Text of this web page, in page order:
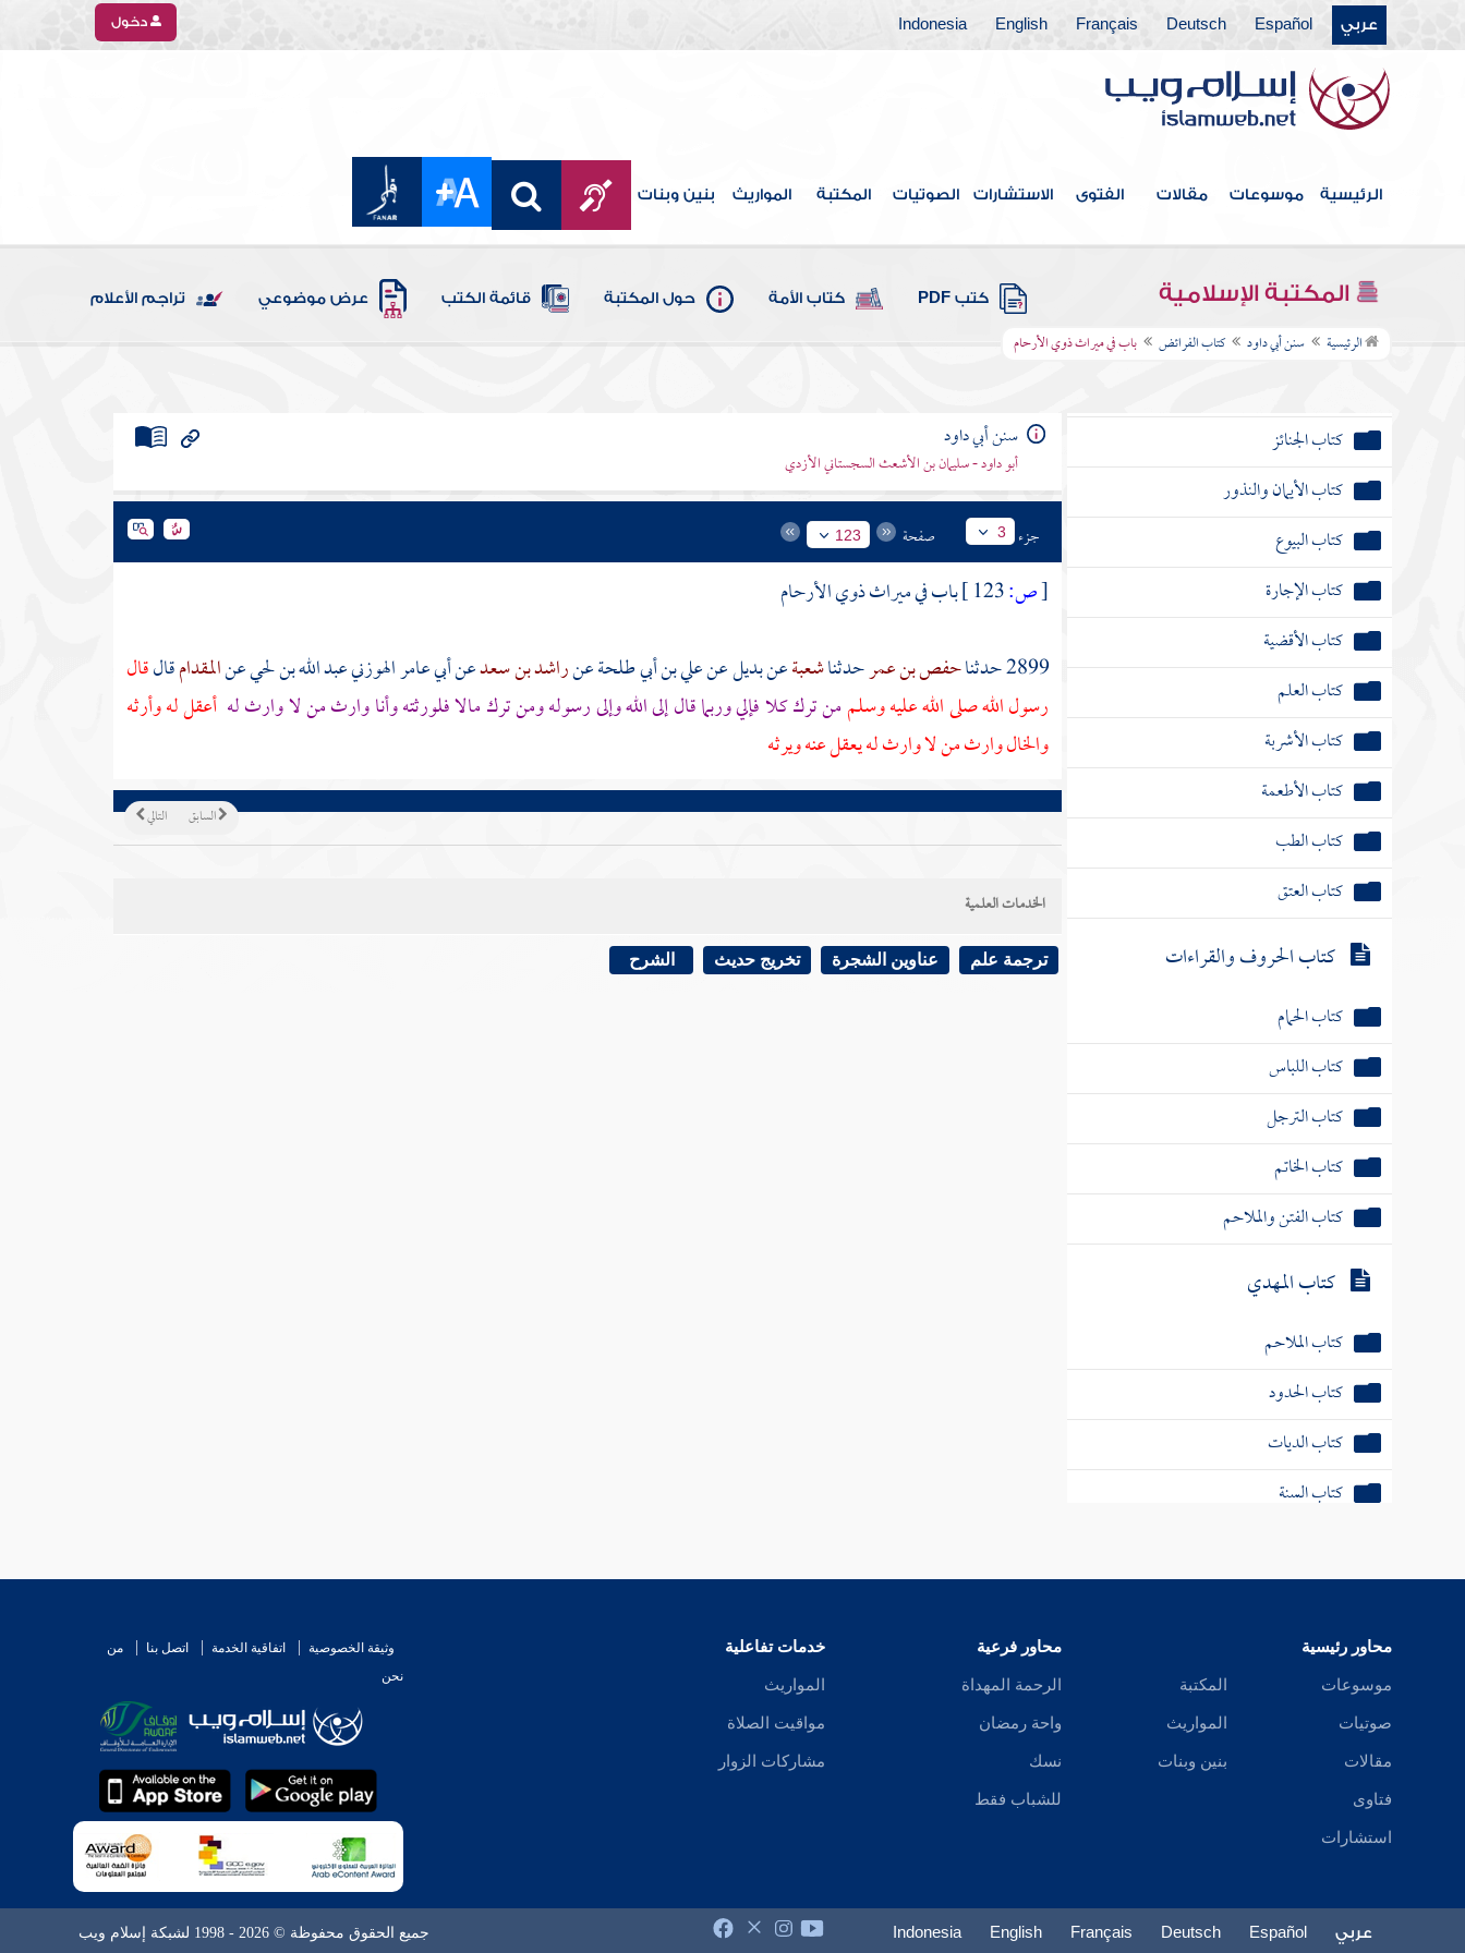
عربي Español
Deutsch
Français
English
Indonesia دخول
الرئيسية موسوعات مقالات الفتوى الاستشارات الصوتيات المكتبة المواريث بنين وبنات
المكتبة الإسلامية كتب PDF كتاب الأمة حول المكتبة قائمة الكتب عرض موضوعي تراجم الأعلام
الرئيسية سنن أبي داود كتاب الفرائض باب في ميراث ذوي الأرحام
كتاب الطلاق
كتاب الصوم
كتاب الجهاد
كتاب الضحايا
كتاب الصيد
كتاب الوصايا
كتاب الفرائض
كتاب الجنائز
كتاب الأيمان والنذور
كتاب البيوع
كتاب الإجارة
كتاب الأقضية
كتاب العلم
كتاب الأشربة
كتاب الأطعمة
كتاب الطب
كتاب العتق
كتاب الحروف والقراءات
كتاب الحمام
كتاب اللباس
كتاب الترجل
كتاب الخاتم
كتاب الفتن والملاحم
كتاب المهدي
كتاب الملاحم
كتاب الحدود
كتاب الديات
كتاب السنة
سنن أبي داود
أبو داود - سليمان بن الأشعث السجستاني الأزدي
جزء 3 صفحة 123
[ص:
باب في ميراث ذوي الأرحام
2899 حدثنا
حفص بن عمرحدثناشعبةعنبديلعنعلي بن أبي طلحةعنراشد بن سعدعنأبي عامر الهوزني عبد الله بن لحيعنالمقدامقالقال
رسول الله صلى الله عليه وسلممن ترك كلا فإلي وربما قال إلى الله وإلى رسوله ومن ترك مالا فلورثته وأنا وارث من لا وارث له أعقل له وأرثه
والخال وارث من لا وارث له يعقل عنه ويرثه
التالي السابق
الخدمات العلمية
ترجمة علم عناوين الشجرة تخريج حديث الشرح
محاور رئيسية
موسوعات
صوتيات
مقالات
فتاوى
استشارات
المكتبة
المواريث
بنين وبنات
محاور فرعية
الرحمة المهداة
واحة رمضان
نسك
للشباب فقط
خدمات تفاعلية
المواريث
مواقيت الصلاة
مشاركات الزوار
وثيقة الخصوصية اتفاقية الخدمة اتصل بنا
من
نحن
عربي Español
Deutsch
Français
English
Indonesia جميع الحقوق محفوظة © 2026 - 1998 لشبكة إسلام ويب